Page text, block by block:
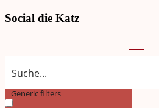
Social die Katz
Generic filters